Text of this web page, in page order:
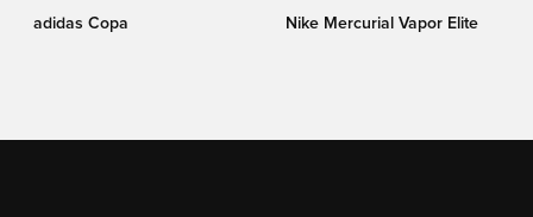
adidas Copa Nike Mercurial Vapor Elite